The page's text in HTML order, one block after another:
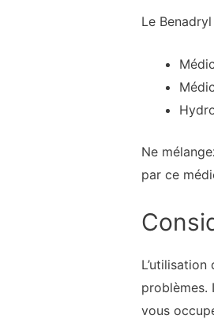
Le
Ne
par ce
problèmes.
vous